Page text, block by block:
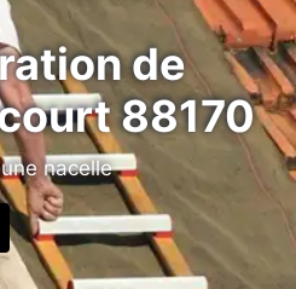
de
88170
nacelle